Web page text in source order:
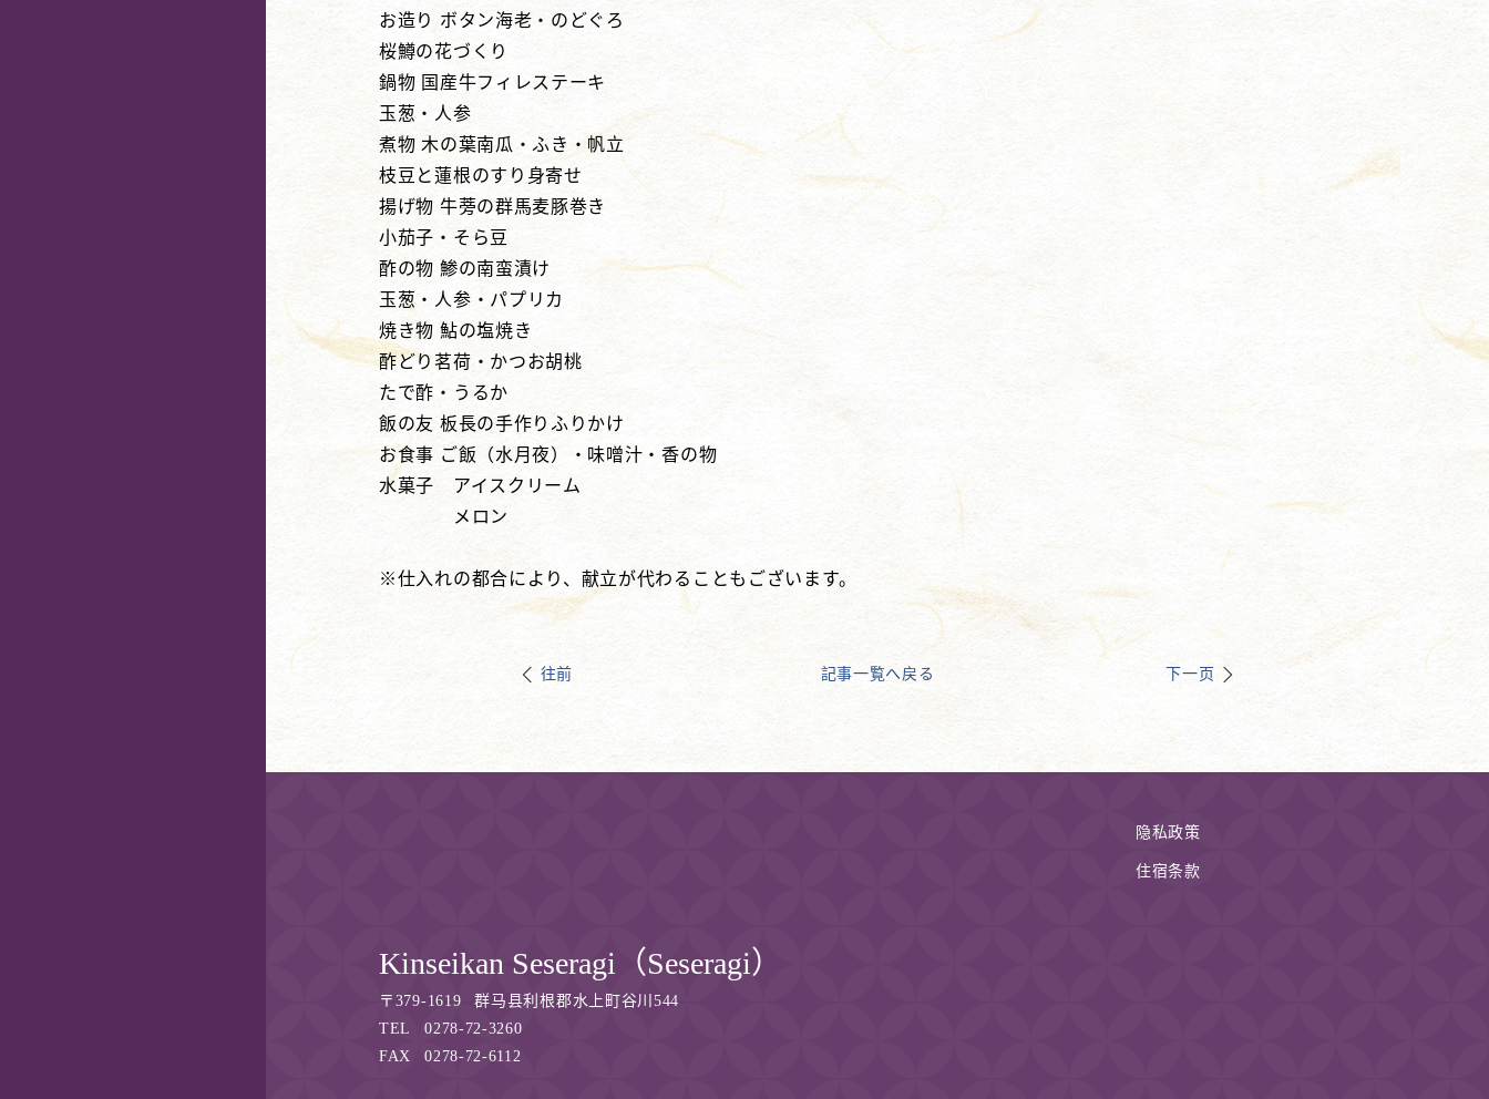
お造り ボタン海老・のどぐろ
桜鱒の花づくり
鍋物 国産牛フィレステーキ
玉葱・人参
煮物 木の葉南瓜・ふき・帆立
枝豆と蓮根のすり身寄せ
揚げ物 牛蒡の群馬麦豚巻き
小茄子・そら豆
酢の物 鯵の南蛮漬け
玉葱・人参・パプリカ
焼き物 鮎の塩焼き
酢どり茗荷・かつお胡桃
たで酢・うるか
飯の友 板長の手作りふりかけ
お食事 ご飯（水月夜）・味噌汁・香の物
水菓子 アイスクリーム
メロン
※仕入れの都合により、献立が代わることもございます。
往前 記事一覧へ戻る 下一页
隐私政策
住宿条款
Kinseikan Seseragi（Seseragi）
〒 379-1619
群马县利根郡水上町谷川544
TEL
0278-72-3260
FAX
0278-72-6112